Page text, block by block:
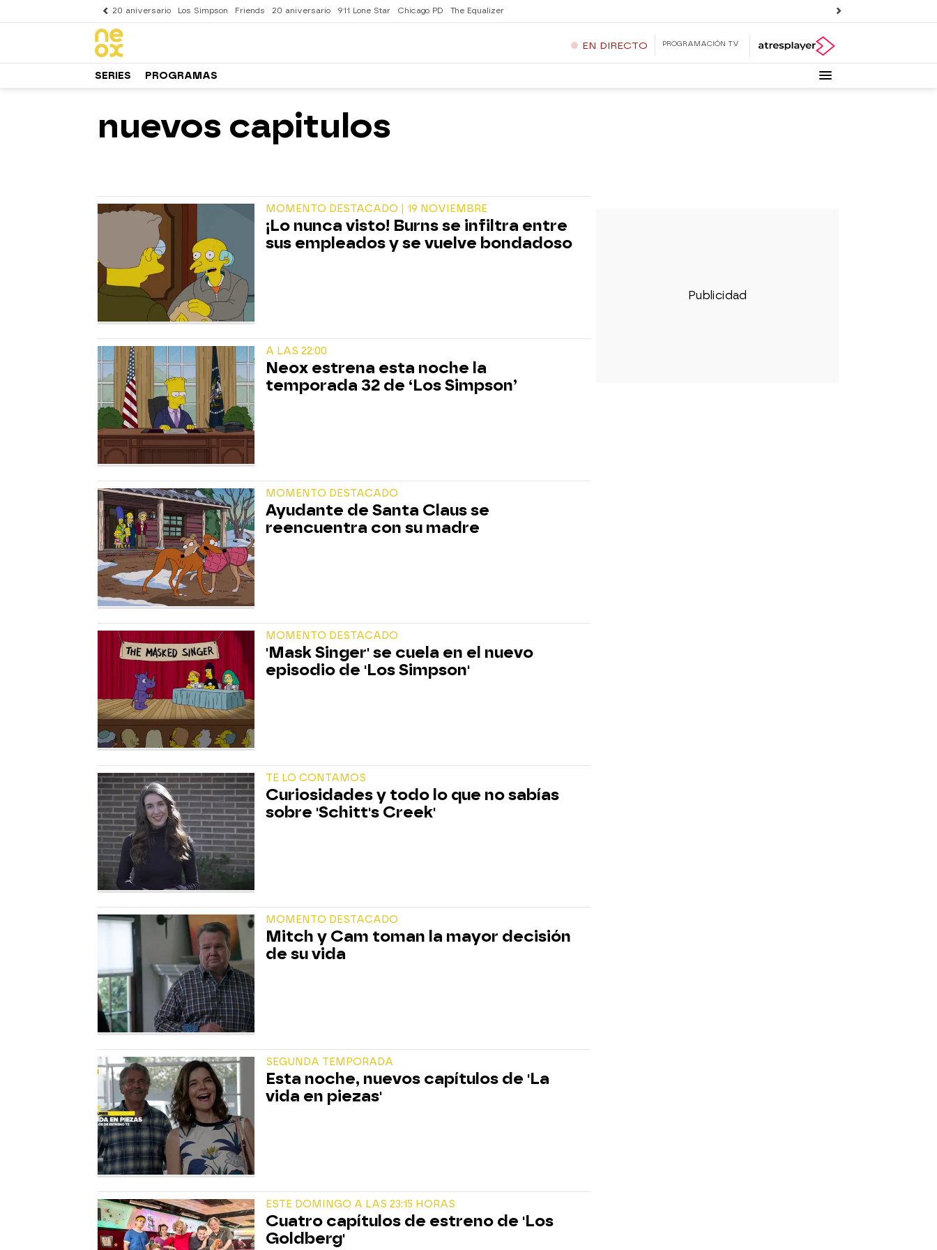
20 aniversario Los Simpson Friends 20 aniversario 911 Lone Star Chicago PD The Equalizer
EN DIRECTO PROGRAMACIÓN TV
SERIES PROGRAMAS
nuevos capitulos
MOMENTO DESTACADO | 19 NOVIEMBRE
¡Lo nunca visto! Burns se infiltra entre
sus empleados y se vuelve bondadoso
A LAS 22:00
Neox estrena esta noche la
temporada 32 de ‘Los Simpson’
MOMENTO DESTACADO
Ayudante de Santa Claus se
reencuentra con su madre
MOMENTO DESTACADO
'Mask Singer' se cuela en el nuevo
episodio de 'Los Simpson'
TE LO CONTAMOS
Curiosidades y todo lo que no sabías
sobre 'Schitt's Creek'
MOMENTO DESTACADO
Mitch y Cam toman la mayor decisión
de su vida
SEGUNDA TEMPORADA
Esta noche, nuevos capítulos de 'La
vida en piezas'
ESTE DOMINGO A LAS 23:15 HORAS
Cuatro capítulos de estreno de 'Los
Goldberg'